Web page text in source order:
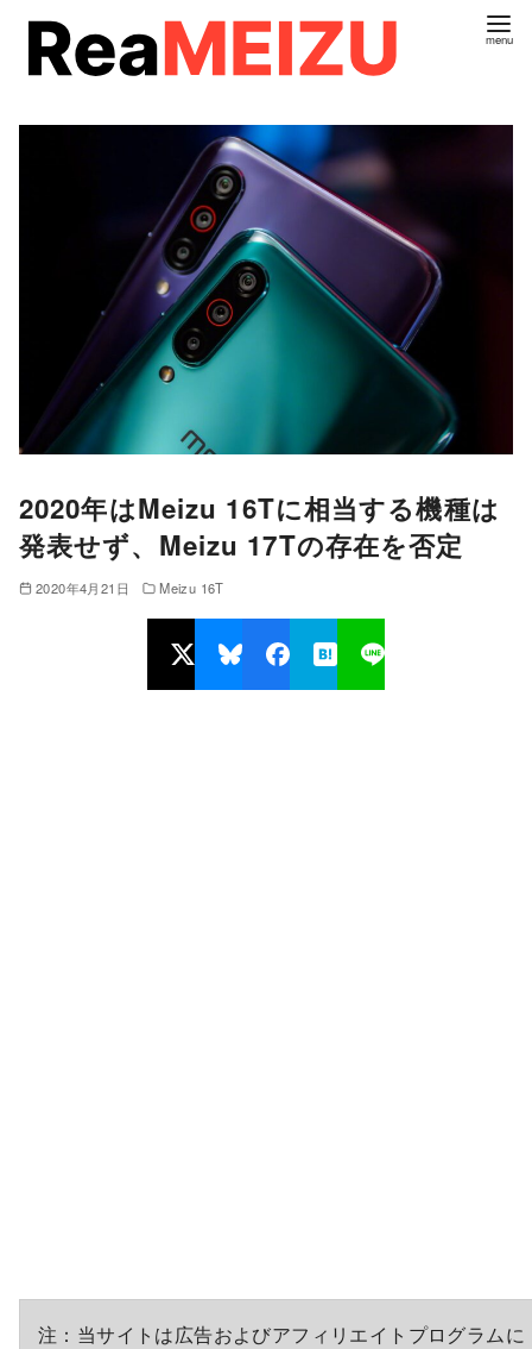
2020年はMeizu 16Tに相当する機種は
発表せず、Meizu 17Tの存在を否定
2020年4月21日 Meizu 16T
注：当サイトは広告およびアフィリエイトプログラムに